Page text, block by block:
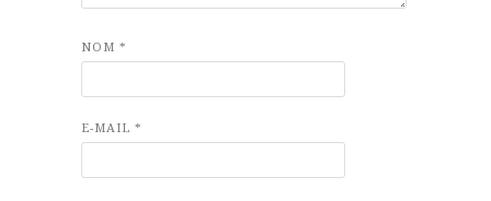
NOM *
E-MAIL *